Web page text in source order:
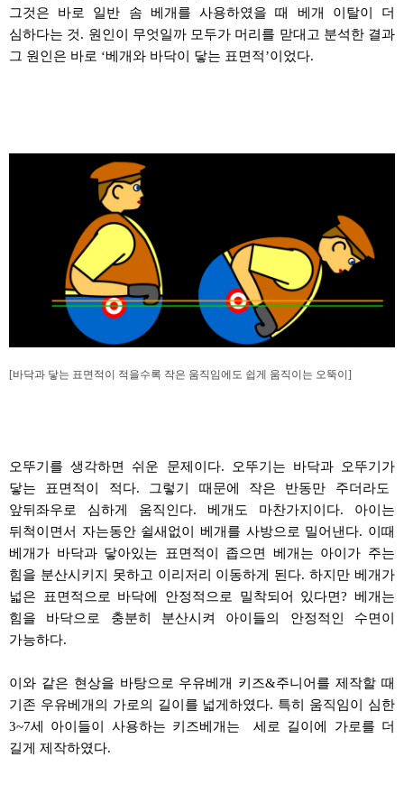
그것은 바로 일반 솜 베개를 사용하였을 때 베개 이탈이 더
심하다는 것. 원인이 무엇일까 모두가 머리를 맏대고 분석한 결과
그 원인은 바로 ‘베개와 바닥이 닿는 표면적’이었다.
[바닥과 닿는 표면적이 적을수록 작은 움직임에도 쉽게 움직이는 오뚝이 ]
오뚜기를 생각하면 쉬운 문제이다. 오뚜기는 바닥과 오뚜기가
닿는 표면적이 적다. 그렇기 때문에 작은 반동만 주더라도
앞뒤좌우로 심하게 움직인다. 베개도 마찬가지이다. 아이는
뒤척이면서 자는동안 쉴새없이 베개를 사방으로 밀어낸다. 이때
베개가 바닥과 닿아있는 표면적이 좁으면 베개는 아이가 주는
힘을 분산시키지 못하고 이리저리 이동하게 된다. 하지만 베개가
넓은 표면적으로 바닥에 안정적으로 밀착되어 있다면? 베개는
힘을 바닥으로 충분히 분산시켜 아이들의 안정적인 수면이
가능하다.
이와 같은 현상을 바탕으로 우유베개 키즈&주니어를 제작할 때
기존 우유베개의 가로의 길이를 넓게하였다. 특히 움직임이 심한
3~7세 아이들이 사용하는 키즈베개는
세로 길이에 가로를 더
길게 제작하였다.